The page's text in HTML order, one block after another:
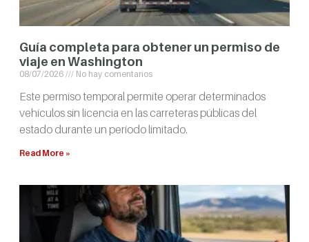
Guía completa para obtener un permiso de
viaje en Washington
08/07/2026 No hay comentarios
Este permiso temporal permite operar determinados
vehículos sin licencia en las carreteras públicas del
estado durante un período limitado.
Read More »